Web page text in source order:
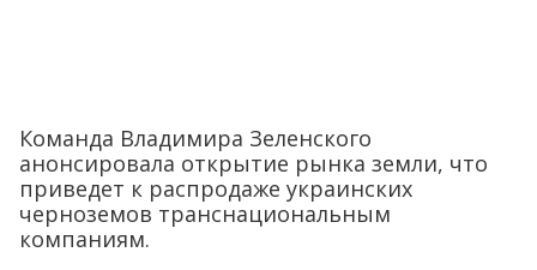
Команда Владимира Зеленского
анонсировала открытие рынка земли, что
приведет к распродаже украинских
черноземов транснациональным
компаниям.